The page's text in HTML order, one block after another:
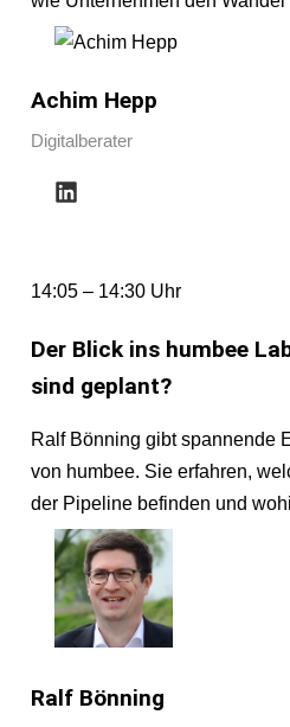
Achim Hepp
Digitalberater
14:05 – 14:30 Uhr
Der Blick ins humbee
sind geplant?
Ralf Bönning gibt spannende
von humbee. Sie erfahren,
der Pipeline befinden und
Ralf Bönning